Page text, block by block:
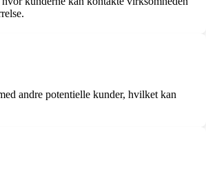
andre potentielle kunder, hvilket kan